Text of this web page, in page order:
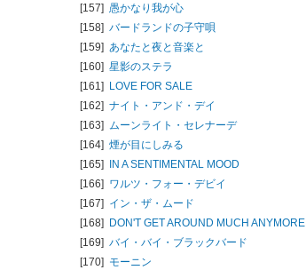
[157] 愚かなり我が心
[158] バードランドの子守唄
[159] あなたと夜と音楽と
[160] 星影のステラ
[161] LOVE FOR SALE
[162] ナイト・アンド・デイ
[163] ムーンライト・セレナーデ
[164] 煙が目にしみる
[165] IN A SENTIMENTAL MOOD
[166] ワルツ・フォー・デビイ
[167] イン・ザ・ムード
[168] DON'T GET AROUND MUCH ANYMORE
[169] バイ・バイ・ブラックバード
[170] モーニン